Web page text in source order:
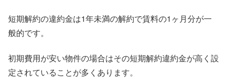
短期解約の違約金は1年未満の解約で賃料の1ヶ月分が一
般的です。
初期費用が安い物件の場合はその短期解約違約金が高く設
定されていることが多くあります。